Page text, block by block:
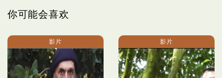
你可能会喜欢
影片 影片